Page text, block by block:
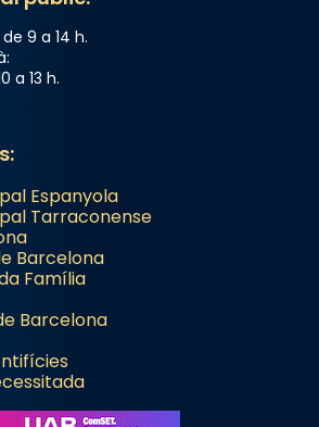
és juntament amb el
i Pere un dels que
de prop Jesús.
a Jerusalem per
(vers l'any 44).
després de les invasions
venerat com a patró dels
i més tard de tota
a Compostela fou un gran
medievals de tot
de Roma i terra
9 a 14 h.
a 13 h.
Espanyola
Tarraconense
Barcelona
Família
Barcelona